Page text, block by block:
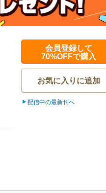
会員登録して
70%OFFで購入
お気に入りに追加
配信中の最新刊へ